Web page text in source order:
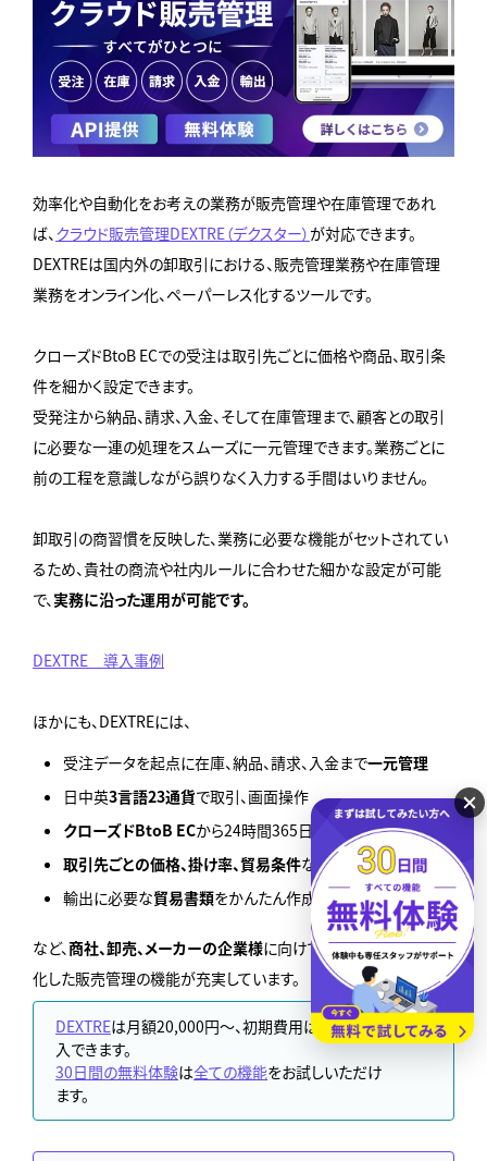
効率化や自動化をお考えの業務が販売管理や在庫管理であれ
ば、クラウド販売管理DEXTRE（デクスター） が対応できます。
DEXTREは国内外の卸取引における、販売管理業務や在庫管理
業務をオンライン化、ペーパーレス化するツールです。
クローズドBtoB ECでの受注は取引先ごとに価格や商品、取引条
件を細かく設定できます。
受発注から納品、請求、入金、そして在庫管理まで、顧客との取引
に必要な一連の処理をスムーズに一元管理できます。業務ごとに
前の工程を意識しながら誤りなく入力する手間はいりません。
卸取引の商習慣を反映した、業務に必要な機能がセットされてい
るため、貴社の商流や社内ルールに合わせた細かな設定が可能
で、実務に沿った運用が可能です。
DEXTRE 導入事例
ほかにも、DEXTREには、
受注データを起点に在庫、納品、請求、入金まで一元管理
日中英3言語23通貨で取引、画面操作
クローズドBtoB ECから24時間365日世界中からWEB受注
取引先ごとの価格、掛け率、貿易条件など複数条件で取引
輸出に必要な貿易書類をかんたん作成
など、商社、卸売、メーカーの企業様に向けて国内外のBtoBに特
化した販売管理の機能が充実しています。
DEXTREは月額20,000円～、初期費用は0円で導
入できます。
30日間の無料体験は全ての機能をお試しいただけ
ます。